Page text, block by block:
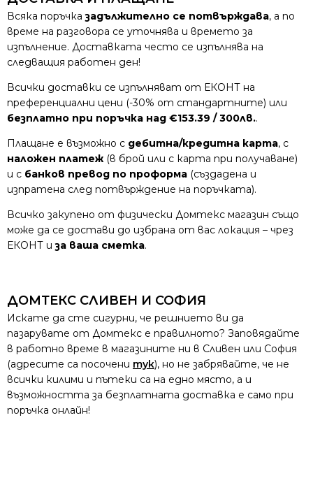
Всяка поръчказадължително се потвърждава, а по
време на разговора се уточнява и времето за
изпълнение. Доставката често се изпълнява на
следващия работен ден!
Всички доставки се изпълняват от ЕКОНТ на
преференциални цени (-30% от стандартните) или
безплатно при поръчка над €153.39 / 300лв..
Плащане е възможно с дебитна/кредитна карта, с
наложен платеж (в брой или с карта при получаване)
и с банков превод по проформа (създадена и
изпратена след потвърждение на поръчката).
Всичко закупено от физически Домтекс магазин също
може да се достави до избрана от вас локация – чрез
ЕКОНТ иза ваша сметка.
ДОМТЕКС СЛИВЕН И СОФИЯ
Искате да сте сигурни, че решнието ви да
пазарувате от Домтекс е правилното? Заповядайте
в работно време в магазините ни в Сливен или София
(адресите са посочени тук), но не забрявайте, че не
всички килими и пътеки са на едно място, а и
възможността за безплатната доставка е само при
поръчка онлайн!